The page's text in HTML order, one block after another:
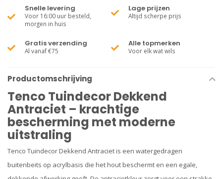
Snelle levering
Voor 16:00 uur besteld,
morgen in huis
Lage prijzen
Altijd scherpe prijs
Gratis verzending
Al vanaf €75
Alle topmerken
Voor elk wat wils
Productomschrijving
Tenco Tuindecor Dekkend
Antraciet – krachtige
bescherming met moderne
uitstraling
Tenco Tuindecor Dekkend Antraciet is een watergedragen
buitenbeits op acrylbasis die het hout beschermt en een egale,